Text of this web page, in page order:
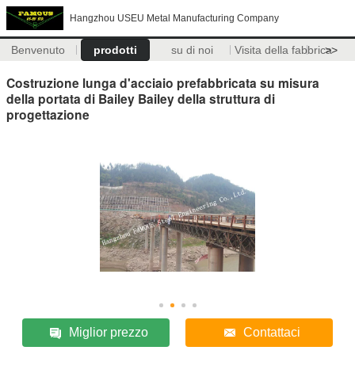
Hangzhou USEU Metal Manufacturing Company
Benvenuto prodotti su di noi Visita della fabbrica>>
Costruzione lunga d'acciaio prefabbricata su misura
della portata di Bailey Bailey della struttura di
progettazione
Miglior prezzo Contattaci